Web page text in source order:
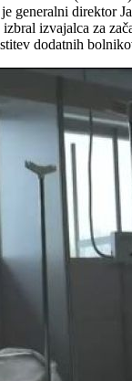
generalni direktor
izvajalca za
dodatnih